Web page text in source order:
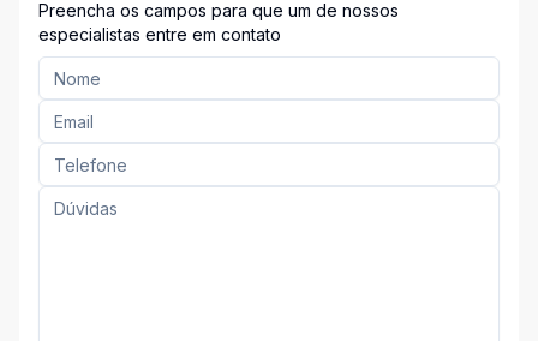
Preencha os campos para que um de nossos
especialistas entre em contato